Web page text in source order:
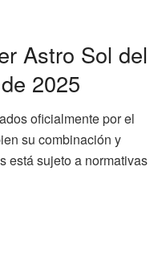
Astro Sol del
2025
oficialmente por el
su combinación y
está sujeto a normativas